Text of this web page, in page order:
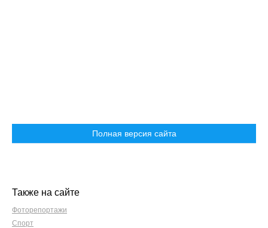
Полная версия сайта
Также на сайте
Фоторепортажи
Спорт